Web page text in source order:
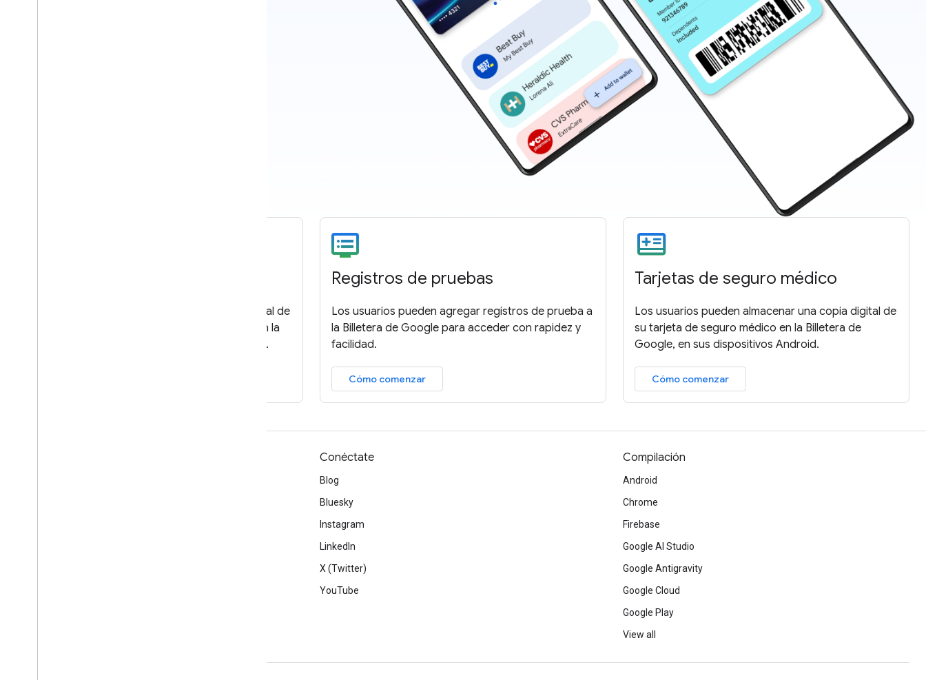
Los usuarios pueden almacenar una copia digital de
su tarjeta de vacunación contra el COVID-19 en la
Billetera de Google en sus dispositivos Android.
Registros de pruebas
Los usuarios pueden agregar registros de prueba a
la Billetera de Google para acceder con rapidez y
facilidad.
Cómo comenzar
Tarjetas de seguro médico
Los usuarios pueden almacenar una copia digital de
su tarjeta de seguro médico en la Billetera de
Google, en sus dispositivos Android.
Cómo comenzar
Conéctate
Blog
Bluesky
Instagram
LinkedIn
X (Twitter)
YouTube
Compilación
Android
Chrome
Firebase
Google AI Studio
Google Antigravity
Google Cloud
Google Play
View all